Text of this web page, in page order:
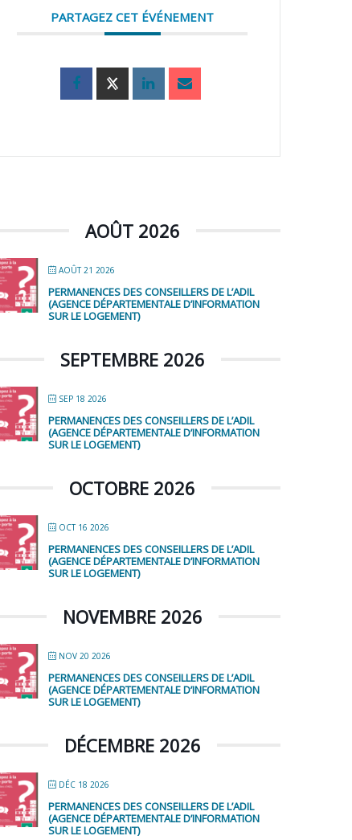
PARTAGEZ CET ÉVÉNEMENT
AOÛT 2026
AOÛT 21 2026
PERMANENCES DES CONSEILLERS DE L’ADIL
(AGENCE DÉPARTEMENTALE D’INFORMATION
SUR LE LOGEMENT)
SEPTEMBRE 2026
SEP 18 2026
PERMANENCES DES CONSEILLERS DE L’ADIL
(AGENCE DÉPARTEMENTALE D’INFORMATION
SUR LE LOGEMENT)
OCTOBRE 2026
OCT 16 2026
PERMANENCES DES CONSEILLERS DE L’ADIL
(AGENCE DÉPARTEMENTALE D’INFORMATION
SUR LE LOGEMENT)
NOVEMBRE 2026
NOV 20 2026
PERMANENCES DES CONSEILLERS DE L’ADIL
(AGENCE DÉPARTEMENTALE D’INFORMATION
SUR LE LOGEMENT)
DÉCEMBRE 2026
DÉC 18 2026
PERMANENCES DES CONSEILLERS DE L’ADIL
(AGENCE DÉPARTEMENTALE D’INFORMATION
SUR LE LOGEMENT)